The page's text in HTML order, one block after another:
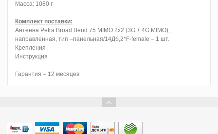
Масса: 1080 г
Комплект поставки:
Антенна Petra Broad Bend 75 MIMO 2x2 (3G + 4G MIMO),
направленная, тип –панельная/14Дб,2*F-female – 1 шт.
Крепления
Инструкция
Гарантия – 12 месяцев